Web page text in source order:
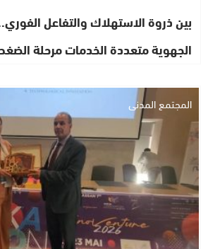
بين ذروة الاستهلاك والتفاعل
الجهوية متعددة الخدمات مرحلة
المجتمع المدني